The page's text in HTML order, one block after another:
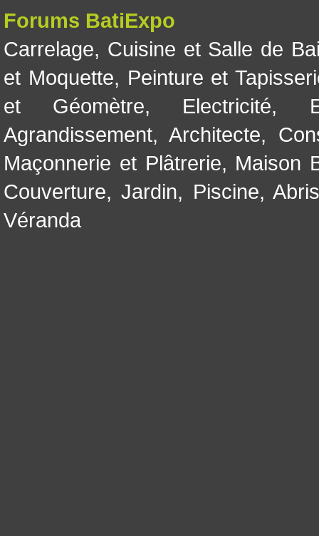
Forums BatiExpo
Carrelage, Cuisine et Salle de
et Moquette, Peinture et
et Géomètre, Electricité,
Agrandissement, Architecte,
Maçonnerie et Plâtrerie, Maison
Couverture,Jardin, Piscine,
Véranda